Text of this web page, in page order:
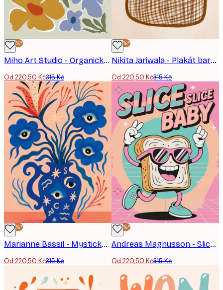
-30%*
Miho Art Studio - Organické květinové tvary - plakát
Od 220,50 Kč315 Kč
-30%*
Nikita Jariwala - Plakát barevné rostliny v květináči
Od 220,50 Kč315 Kč
-30%*
Marianne Bassil - Mystické květiny s očima plakát
Od 220,50 Kč315 Kč
-30%*
Andreas Magnusson - Slice Slice Baby Plakát postavy
Od 220,50 Kč315 Kč